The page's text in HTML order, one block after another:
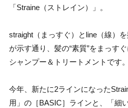
「Straine（ストレイン）」。
straight（まっすぐ）とline（線）
が示す通り、髪の“素質”をまっす
シャンプー＆トリートメントです。
今年、新たに2ラインになった
用」の［BASIC］ラインと、「細